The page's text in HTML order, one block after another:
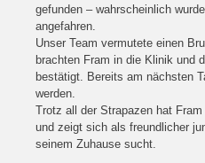
gefunden – wahrscheinlich
angefahren.
Unser Team vermutete einen
brachten Fram in die Klinik und
bestätigt. Bereits am nächsten
werden.
Trotz all der Strapazen hat
und zeigt sich als freundlicher
seinem Zuhause sucht.